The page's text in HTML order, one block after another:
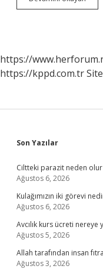
Ne
https://
https://kppd.com.tr
Sidebar
Son Yazılar
Ciltteki parazit neden olur
Ağustos 6, 2026
Kulağımızın iki görevi
Ağustos 6, 2026
Avcılık kurs ücreti nereye
Ağustos 5, 2026
Allah tarafından insan
Ağustos 3, 2026